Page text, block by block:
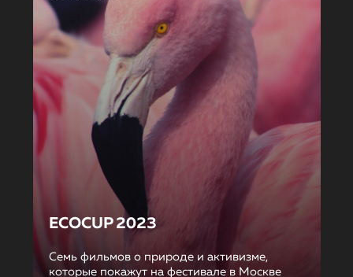
ECOCUP 2023
Семь фильмов о природе и активизме,
которые покажут на фестивале в Москве